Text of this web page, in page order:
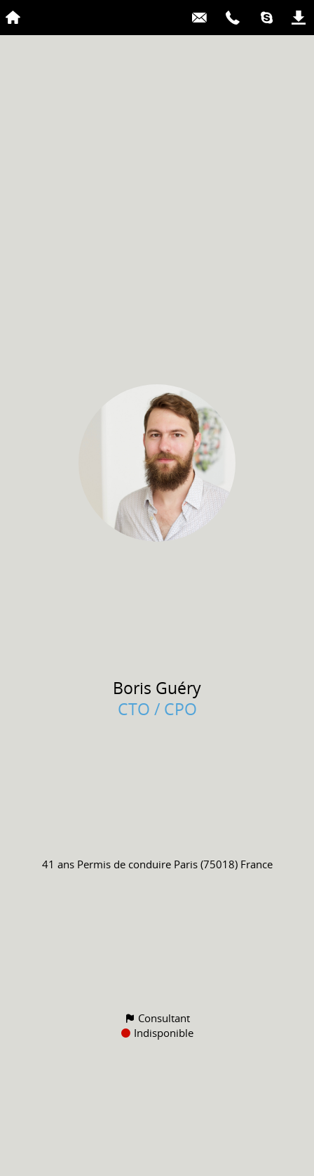
Boris Guéry
CTO / CPO
41 ans Permis de conduire Paris (75018) France
Consultant
Indisponible